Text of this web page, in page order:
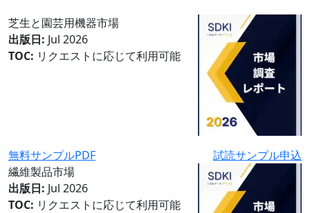
芝生と園芸用機器市場
出版日: Jul 2026
TOC: リクエストに応じて利用可能
無料サンプルPDF
試読サンプル申込
繊維製品市場
出版日: Jul 2026
TOC: リクエストに応じて利用可能